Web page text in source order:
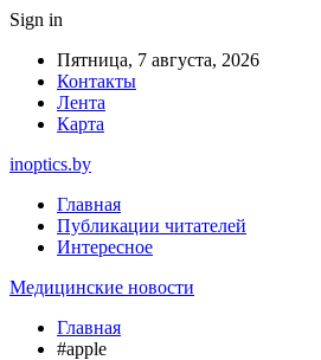
Sign in
Пятница, 7 августа, 2026
Контакты
Лента
Карта
inoptics.by
Главная
Публикации читателей
Интересное
Медицинские новости
Главная
#apple